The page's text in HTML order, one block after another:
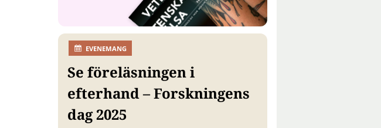
EVENEMANG
Se föreläsningen i
efterhand – Forskningens
dag 2025